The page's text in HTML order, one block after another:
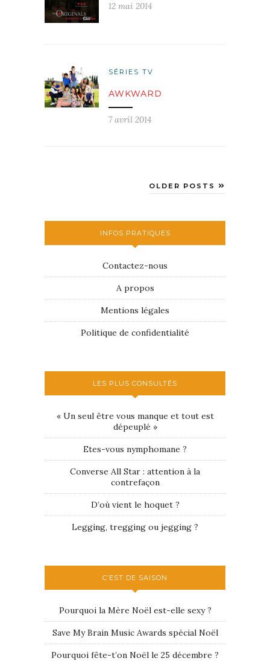
12 mai 2014
SÉRIES TV
AWKWARD
7 avril 2014
OLDER POSTS
INFOS PRATIQUES
Contactez-nous
A propos
Mentions légales
Politique de confidentialité
LES PLUS CONSULTÉS
« Un seul être vous manque et tout est
dépeuplé »
Etes-vous nymphomane ?
Converse All Star : attention à la
contrefaçon
D’où vient le hoquet ?
Legging, tregging ou jegging ?
C’EST DE SAISON
Pourquoi la Mère Noël est-elle sexy ?
Save My Brain Music Awards spécial Noël
Pourquoi fête-t’on Noël le 25 décembre ?